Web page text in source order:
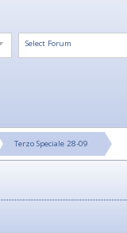
Select Forum
Terzo Speciale 28-09